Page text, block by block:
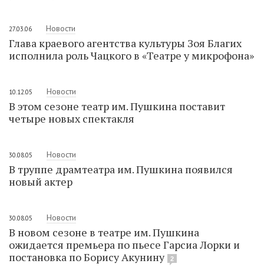
27.03.06 Новости
Глава краевого агентства культуры Зоя Благих
исполнила роль Чацкого в «Театре у микрофона»
10.12.05 Новости
В этом сезоне театр им. Пушкина поставит
четыре новых спектакля
30.08.05 Новости
В труппе драмтеатра им. Пушкина появился
новый актер
30.08.05 Новости
В новом сезоне в театре им. Пушкина
ожидается премьера по пьесе Гарсиа Лорки и
постановка по Борису Акунину
2